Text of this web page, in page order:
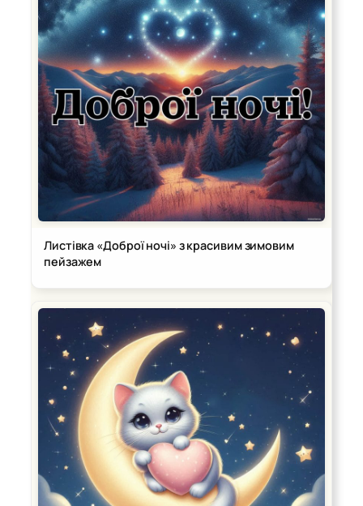
Листівка «Доброї ночі» з красивим зимовим
пейзажем